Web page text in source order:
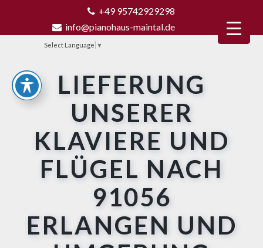
+49 95742929298
info@pianohaus-maintal.de
Select Language ▼
LIEFERUNG
UNSERER
KLAVIERE UND
FLÜGEL NACH
91056
ERLANGEN UND